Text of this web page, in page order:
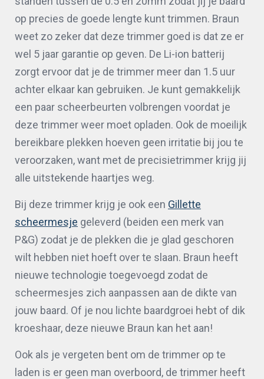
op precies de goede lengte kunt trimmen. Braun
weet zo zeker dat deze trimmer goed is dat ze er
wel 5 jaar garantie op geven. De Li-ion batterij
zorgt ervoor dat je de trimmer meer dan 1.5 uur
achter elkaar kan gebruiken. Je kunt gemakkelijk
een paar scheerbeurten volbrengen voordat je
deze trimmer weer moet opladen. Ook de moeilijk
bereikbare plekken hoeven geen irritatie bij jou te
veroorzaken, want met de precisietrimmer krijg jij
alle uitstekende haartjes weg.
Bij deze trimmer krijg je ook een Gillette
scheermesje geleverd (beiden een merk van
P&G) zodat je de plekken die je glad geschoren
wilt hebben niet hoeft over te slaan. Braun heeft
nieuwe technologie toegevoegd zodat de
scheermesjes zich aanpassen aan de dikte van
jouw baard. Of je nou lichte baardgroei hebt of dik
kroeshaar, deze nieuwe Braun kan het aan!
Ook als je vergeten bent om de trimmer op te
laden is er geen man overboord, de trimmer heeft